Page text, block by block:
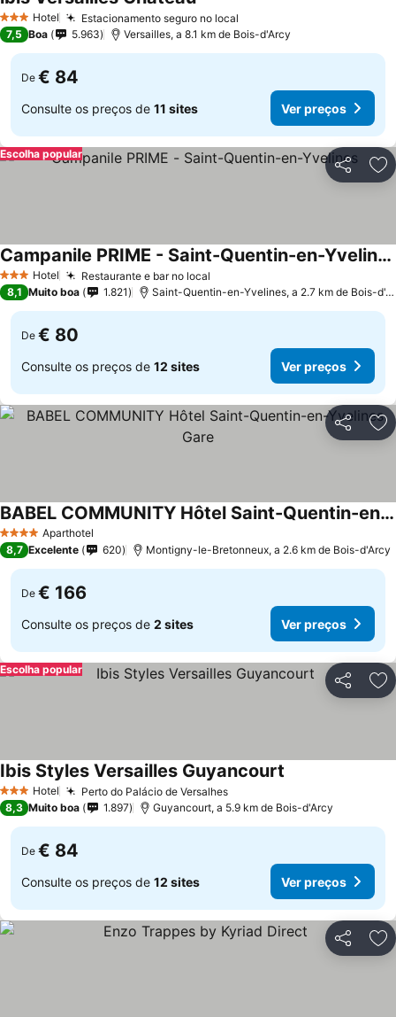
3 EstrelasHotel Estacionamento seguro no local
7,5 Boa 5.963 Versailles, a 8.1 km de Bois-d'Arcy
De € 84
Consulte os preços de 11 sites Ver preços
Partilhar
Escolha popular
3 EstrelasHotel Restaurante e bar no local
Campanile PRIME - Saint-Quentin-en-Yvelines
8,1 Muito boa 1.821 Saint-Quentin-en-Yvelines, a 2.7 km de Bois-d'Arcy
De € 80
Consulte os preços de 12 sites Ver preços
Partilhar
4 EstrelasAparthotel
BABEL COMMUNITY Hôtel Saint-Quentin-en-Yvelines Gare
8,7 Excelente 620 Montigny-le-Bretonneux, a 2.6 km de Bois-d'Arcy
De € 166
Consulte os preços de 2 sites Ver preços
Partilhar
Escolha popular
3 EstrelasHotel Perto do Palácio de Versalhes
Ibis Styles Versailles Guyancourt
8,3 Muito boa 1.897 Guyancourt, a 5.9 km de Bois-d'Arcy
De € 84
Consulte os preços de 12 sites Ver preços
Partilhar